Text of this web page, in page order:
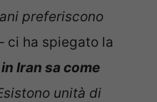
preferiscono
ci ha spiegato la
Iran sa come
unità di